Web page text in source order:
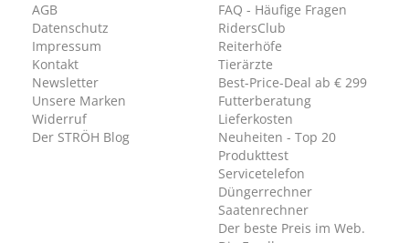
AGB
Datenschutz
Impressum
Kontakt
Newsletter
Unsere Marken
Widerruf
Der STRÖH Blog
FAQ - Häufige Fragen
RidersClub
Reiterhöfe
Tierärzte
Best-Price-Deal ab € 299
Futterberatung
Lieferkosten
Neuheiten - Top 20
Produkttest
Servicetelefon
Düngerrechner
Saatenrechner
Der beste Preis im Web.